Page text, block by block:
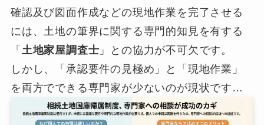
確認及び図面作成などの現地作業を完了させる
には、土地の筆界に関する専門的知見を有する
「 土地家屋調査士 」との協力が不可欠です。
しかし、「承認要件の見極め」と「現地作業」
を両方でできる専門家が少ないのが現状です…